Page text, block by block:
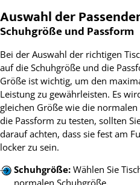
Auswahl der
Schuhgröße und Passform
Bei der Auswahl der richtigen
auf die Schuhgröße und die
Größe ist wichtig, um den
Leistung zu gewährleisten. Es
gleichen Größe wie die
die Passform zu testen, sollten
darauf achten, dass sie fest am
locker zu sein.
Schuhgröße:Wählen Sie